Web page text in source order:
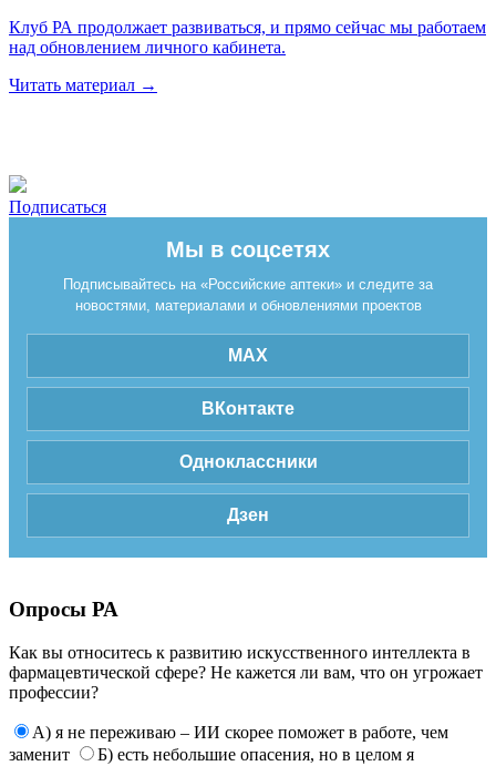
Клуб РА продолжает развиваться, и прямо сейчас мы работаем
над обновлением личного кабинета.
Читать материал →
Подписаться
Мы в соцсетях
Подписывайтесь на «Российские аптеки» и следите за
новостями, материалами и обновлениями проектов
MAX
ВКонтакте
Одноклассники
Дзен
Опросы РА
Как вы относитесь к развитию искусственного интеллекта в
фармацевтической сфере? Не кажется ли вам, что он угрожает
профессии?
А) я не переживаю – ИИ скорее поможет в работе, чем
заменит
Б) есть небольшие опасения, но в целом я